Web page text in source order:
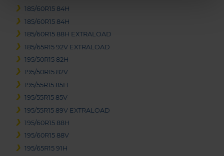
185/60R15 84H
185/60R15 84H
185/60R15 88H EXTRALOAD
185/65R15 92V EXTRALOAD
195/50R15 82H
195/50R15 82V
195/55R15 85H
195/55R15 85V
195/55R15 89V EXTRALOAD
195/60R15 88H
195/60R15 88V
195/65R15 91H